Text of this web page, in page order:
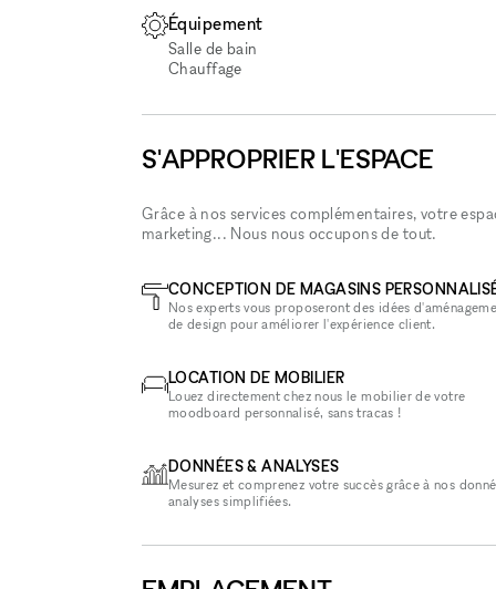
Équipement
Salle de bain
Chauffage
S'APPROPRIER L'ESPACE
Grâce à nos services complémentaires, votre
marketing... Nous nous occupons de tout.
CONCEPTION DE MAGASINS
Nos experts vous proposeront des idées
de design pour améliorer l'expérience client.
LOCATION DE MOBILIER
Louez directement chez nous le mobilier de votre
moodboard personnalisé, sans tracas !
DONNÉES & ANALYSES
Mesurez et comprenez votre succès grâce à nos
analyses simplifiées.